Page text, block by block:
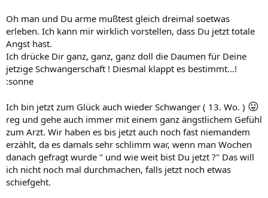
Oh man und Du arme mußtest gleich dreimal soetwas
erleben. Ich kann mir wirklich vorstellen, dass Du jetzt totale
Angst hast.
Ich drücke Dir ganz, ganz, ganz doll die Daumen für Deine
jetzige Schwangerschaft ! Diesmal klappt es bestimmt...!
:sonne
Ich bin jetzt zum Glück auch wieder Schwanger ( 13. Wo. ) 😛
reg und gehe auch immer mit einem ganz ängstlichem Gefühl
zum Arzt. Wir haben es bis jetzt auch noch fast niemandem
erzählt, da es damals sehr schlimm war, wenn man Wochen
danach gefragt wurde " und wie weit bist Du jetzt ?" Das will
ich nicht noch mal durchmachen, falls jetzt noch etwas
schiefgeht.